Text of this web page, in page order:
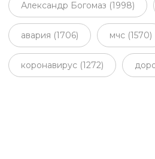
Александр Богомаз (1998)
авария (1706) мчс (1570)
коронавирус (1272)